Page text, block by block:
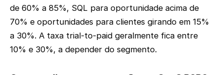
de 60% a 85%, SQL para oportunidade acima de
70% e oportunidades para clientes girando em 15%
a 30%. A taxa trial-to-paid geralmente fica entre
10% e 30%, a depender do segmento.